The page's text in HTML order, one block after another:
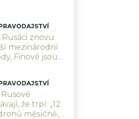
Rusáci znovu
mezinárodní
Finové jsou
pod zem
že trpí: „12
měsíčně,